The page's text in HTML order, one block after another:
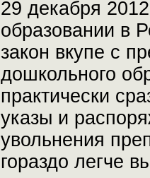
29 декабря
образовании в
закон вкупе с
дошкольного
практически
указы и
увольнения
гораздо легче